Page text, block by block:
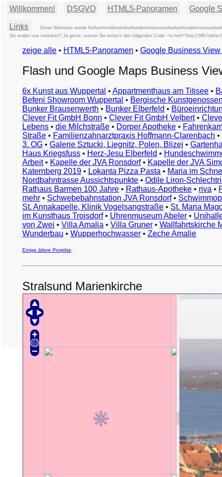
Willkommen! DSGVO HTML5-Panoramen Google
Links
Diese Webseite wurde
Sie wollen uns verlinken? Ja gerne, nutzen Sie einfach den folgenden Code: <a href="http://
zeige alle • HTML5-Panoramen • Google Business
Flash und Google Maps Business
6x Kunst aus Wuppertal • Appartmenthaus am Titisee •
Befeni Showroom Wuppertal • Bergische
Bunker Brausenwerth • Bunker Elberfeld •
Clever Fit GmbH Bonn • Clever Fit GmbH Velbert•
Lebens • die Milchstraße • Dorper Apotheke •
Straße • Familienzahnarztpraxis Hoffmann-Clarenbach •
3. OG • Galerie Sztucki, Liegnitz, Polen, Blizej •
Haus Kriegsfuss • Herz-Jesu Elberfeld •
Arbeit• Kapelle der JVA Ronsdorf• Kapelle der JVA
Katernberg 2019 • Lokanta Pizza Pasta • Maria im
Nordbahntrasse Aussichtspunkte • Odile Liron-
Rathaus Barmen 100 Jahre • Rathaus-Apotheke • riva •
mehr • Schwebebahnstation JVA Ronsdorf•
St. Annakapelle, Klinik Vogelsangstraße • St. Maria
im Kunsthaus Troisdorf• Uhrenmuseum Abeler •
von Zwei • Villa Amalia • Villa Gruner • Wallfahrtskirche
Wunderbau • Wupperhochwasser • Zeche Amalie
Einige ältere Projekte
Stralsund Marienkirche